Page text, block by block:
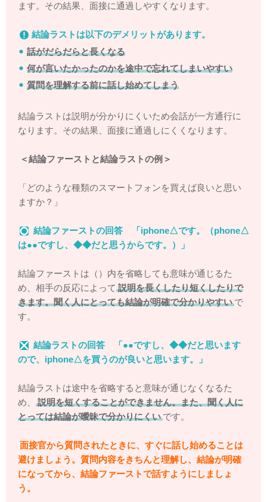
ます。その結果、面接に通過しやすくなります。
結論ラストは以下のデメリットがあります。
話がだらだらと長くなる
何が言いたかったのかを途中で忘れてしまいやすい
質問を理解する前に話し始めてしまう
結論ラストは説明が分かりにくいため会話が一方通行に
なります。その結果、面接に通過しにくくなります。
＜結論ファーストと結論ラストの例＞
「どのような種類のスマートフォンを買えば良いと思い
ますか？」
結論ファーストの回答 「iphone△です。（phone△
は●●ですし、◆◆だと思うからです。）」
結論ファーストは（）内を省略しても意味が通じるた
め、相手の反応によって 説明を長くしたり短くしたりで
きます。聞く人にとっても結論が明確で分かりやすい で
す。
結論ラストの回答 「●●ですし、◆◆だと思います
ので、iphone△を買うのが良いと思います。」
結論ラストは途中を省略すると意味が通じなくなるた
め、
説明を短くすることができません。また、聞く人に
とっては結論が曖昧で分かりにくい です。
面接官から質問されたときに、すぐに話し始めることは
避けましょう。質問内容をきちんと理解し、結論が明確
になってから、結論ファーストで話すようにしましょ
う。